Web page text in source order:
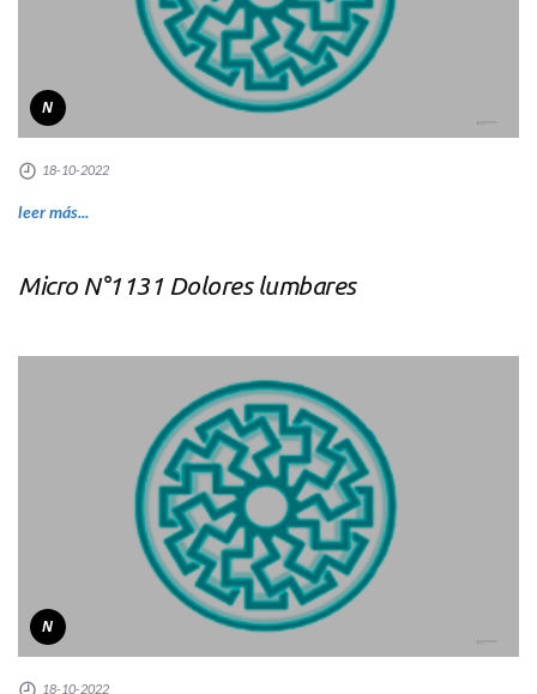
N
18-10-2022
leer más...
Micro N°1131 Dolores lumbares
N
18-10-2022